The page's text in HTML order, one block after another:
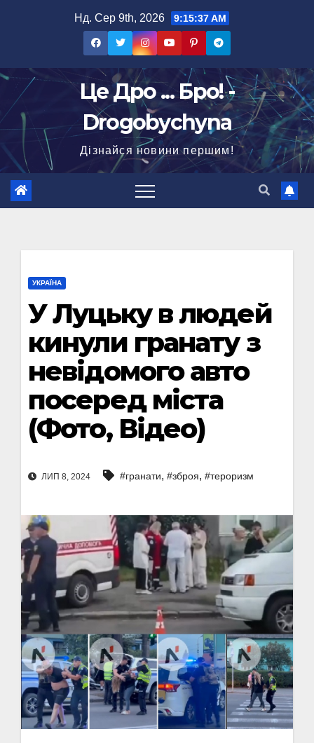
Нд. Сер 9th, 2026 9:15:37 AM
Це Дро ... Бро! -
Drogobychyna
Дізнайся новини першим!
УКРАЇНА
У Луцьку в людей
кинули гранату з
невідомого авто
посеред міста
(Фото, Відео)
ЛИП 8, 2024 #гранати, #зброя, #тероризм